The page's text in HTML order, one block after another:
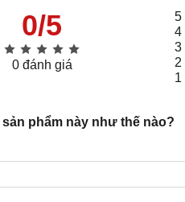
0/5
0 đánh giá
5
4
3
2
1
sản phẩm này như thế nào?